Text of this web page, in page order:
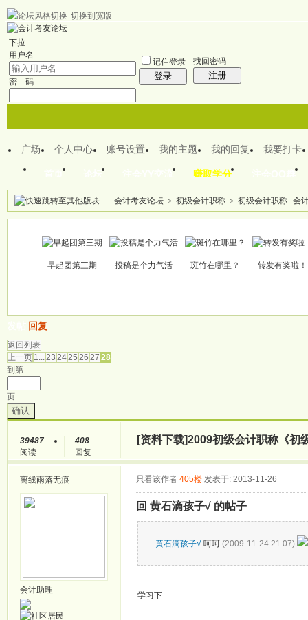
切换到宽版
下拉
用户名
密 码
记住登录
登录
找回密码
注册
首页 论坛 注会YY交流 赚取学分 注会QQ群
广场 个人中心 账号设置 我的主题 我的回复 我要打卡
帖子
会计考友论坛 > 初级会计职称 > 初级会计职称--会
早起团第三期 投稿是个力气活 斑竹在哪里？ 转发有奖啦！
回复
返回列表
上一页 1...23 2425 26 27 28
到第
页
确认
39487
阅读
408
回复
[资料下载]2009初级会计职称《初
离线雨落无痕
会计助理
只看该作者 405楼 发表于: 2013-11-26
回 黄石滴孩子√ 的帖子
黄石滴孩子√:呵呵 (2009-11-24 21:07)
学习下